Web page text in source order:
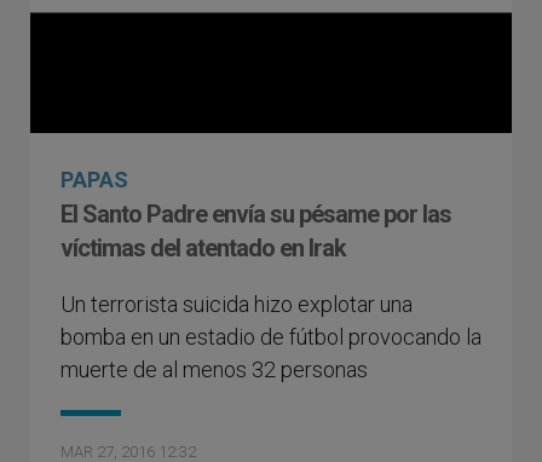
PAPAS
El Santo Padre envía su pésame por las
víctimas del atentado en Irak
Un terrorista suicida hizo explotar una
bomba en un estadio de fútbol provocando la
muerte de al menos 32 personas
MAR 27, 2016 12:32